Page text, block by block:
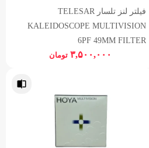
فیلتر لنز تلسار TELESAR
KALEIDOSCOPE MULTIVISION
6PF 49MM FILTER
۳,۵۰۰,۰۰۰ تومان